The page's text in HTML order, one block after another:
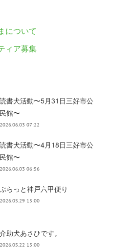
について
ィア募集
読書犬活動〜5月31日三好市公
民館〜
2026.06.03 07:22
読書犬活動〜4月18日三好市公
民館〜
2026.06.03 06:56
ぶらっと神戸六甲便り
2026.05.29 15:00
介助犬あさひです。
2026.05.22 15:00